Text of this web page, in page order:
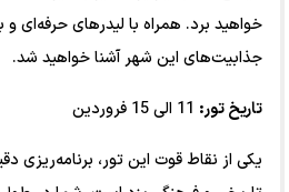
خواهید برد. همراه با لیدرهای حرفه‌ای و
جذابیت‌های این شهر آشنا خواهید شد.
تاریخ تور:
یکی از نقاط قوت این تور، برنامه‌ریزی